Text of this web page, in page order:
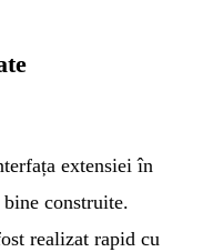
extensiei în
construite.
realizat rapid cu